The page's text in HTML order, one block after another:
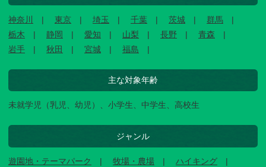
神奈川 東京 埼玉 千葉 茨城
群馬
栃木
静岡 愛知 山梨 長野
青森
岩手
秋田 宮城 福島
主な対象年齢
未就学児（乳児、幼児）、小学生、中学生、高校生
ジャンル
遊園地・テーマパーク 牧場・農場
ハイキング